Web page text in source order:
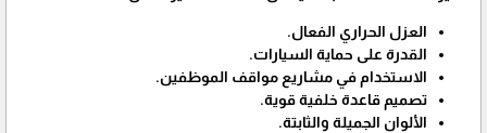
العزل الحراري الفعال.
القدرة على حماية السيارات.
الاستخدام في مشاريع مواقف الموظفين.
تصميم قاعدة خلفية قوية.
الألوان الجميلة والثابتة.